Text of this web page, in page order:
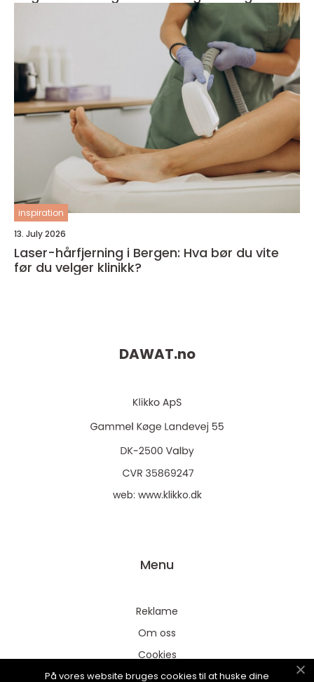
inspiration
13. July 2026
Laser-hårfjerning i Bergen: Hva bør du vite
før du velger klinikk?
DAWAT.no
web: www.klikko.dk
Menu
Reklame
Om oss
Cookies
Kontakt Oss
På vores website bruges cookies til at huske dine